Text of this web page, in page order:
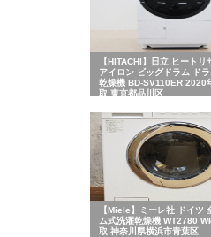
【HITACHI】日立 ヒートリ
アイロン ビッグドラム ド
乾燥機 BD-SV110ER 2020
取 東京都品川区
【Miele】ミーレ社 ドイツ
ム式洗濯乾燥機 WT2780
取 神奈川県横浜市青葉区